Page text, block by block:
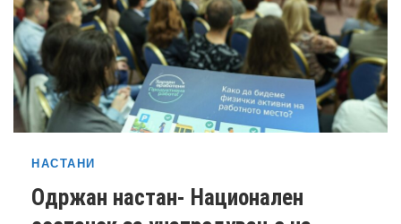
НАСТАНИ
Одржан настан- Национален